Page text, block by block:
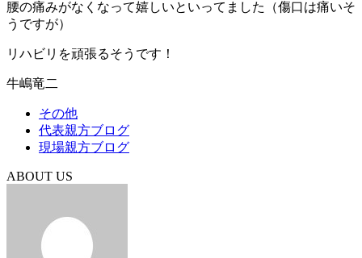
腰の痛みがなくなって嬉しいといってました（傷口は痛いそ
うですが）
リハビリを頑張るそうです！
牛嶋竜二
その他
代表親方ブログ
現場親方ブログ
ABOUT US